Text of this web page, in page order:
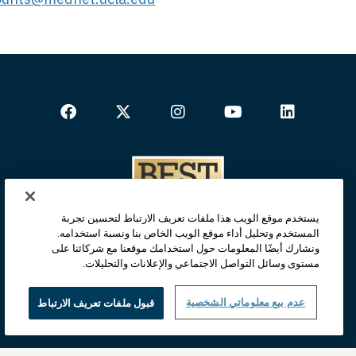
الصفحة الرئيسية
يستخدم موقع الويب هذا ملفات تعريف الارتباط لتحسين تجربة
المستخدم وتحليل أداء موقع الويب الخاص بنا ونسبة استخدامه.
ونشارك أيضًا المعلومات حول استخدامك موقعنا مع شركائنا على
مستوى وسائل التواصل الاجتماعي والإعلانات والتحليلات.
قبول ملفات تعريف الارتباط عدم بيع معلوماتي الشخصية